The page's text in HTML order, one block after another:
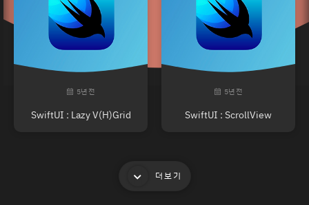
5년 전
SwiftUI : Lazy V(H)Grid
5년 전
SwiftUI : ScrollView
더보기